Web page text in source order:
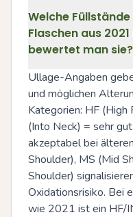
Welche
Flaschen aus
bewertet man sie?
Ullage-Angaben
und möglichen
Kategorien: HF
(Into Neck) = sehr
akzeptabel bei
Shoulder), MS (Mid
Shoulder)
Oxidationsrisiko. Bei
wie 2021 ist ein HF/